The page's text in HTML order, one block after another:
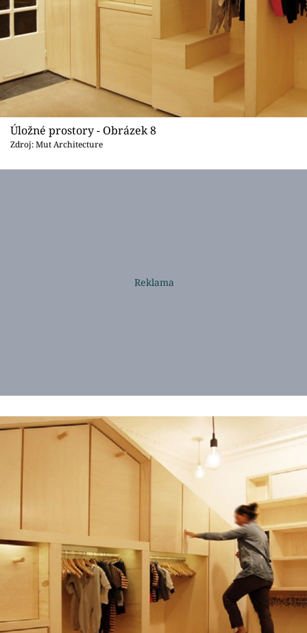
Úložné prostory - Obrázek 8
Zdroj: Mut Architecture